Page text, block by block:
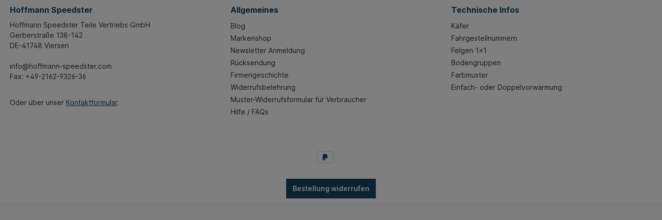
Hoffmann Speedster
Hoffmann Speedster Teile Vertriebs GmbH
Gerberstraße 138-142
DE-41748 Viersen
info@hoffmann-speedster.com
Fax: +49-2162-9326-36
Oder über unser Kontaktformular.
Allgemeines
Blog
Markenshop
Newsletter Anmeldung
Rücksendung
Firmengeschichte
Widerrufsbelehrung
Muster-Widerrufsformular für Verbraucher
Hilfe / FAQs
Technische Infos
Käfer
Fahrgestellnummern
Felgen 1x1
Bodengruppen
Farbmuster
Einfach- oder Doppelvorwärmung
Bestellung widerrufen